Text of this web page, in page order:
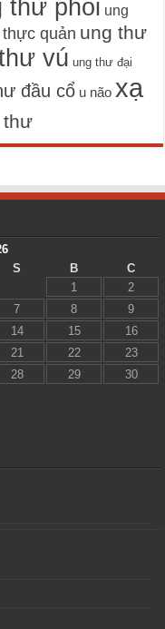
thư phổi ung
quản ung thư
vú ung thư đại
đầu cổ u não xạ
thư
S B
C
1
2
7 8
9
14 15
16
21 22
23
28 29
30